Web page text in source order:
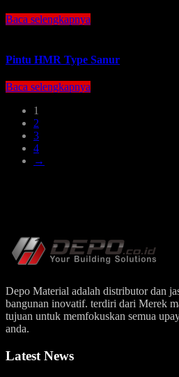
Baca selengkapnya
Pintu HMR Type Sanur
Baca selengkapnya
1
2
3
4
→
Depo Material adalah distributor dan
bangunan inovatif. terdiri dari Merek
tujuan untuk memfokuskan semua
anda.
Latest News